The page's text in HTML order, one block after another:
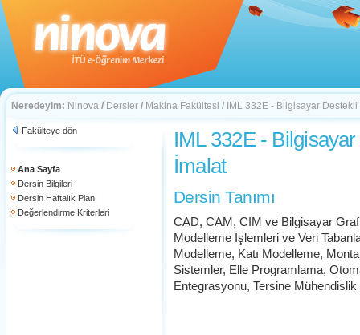
Neredeyim: Ninova / Dersler / Makina Fakültesi / IML 332E - Bilgisayar Destekli
Fakülteye dön
Ana Sayfa
Dersin Bilgileri
Dersin Haftalık Planı
Değerlendirme Kriterleri
IML 332E -
İmalat
Dersin Tanımı
CAD, CAM, CIM ve Bilgisayar
Modelleme İşlemleri ve Veri
Modelleme, Katı Modelleme,
Sistemler, Elle Programlama,
Entegrasyonu, Tersine Mühendislik